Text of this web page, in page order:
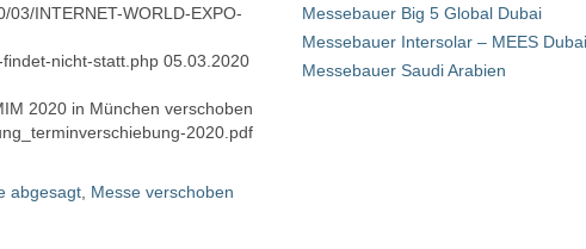
INTERNET-WORLD-EXPO-
nicht-statt.php 05.03.2020
2020 in München verschoben
2020.pdf
abgesagt Messe verschoben
Messebauer Big 5 Global Dubai
Messebauer Intersolar – MEES Dubai
Messebauer Saudi Arabien